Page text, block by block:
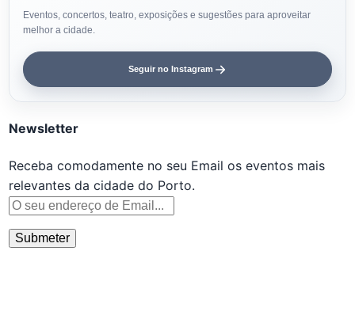
Eventos, concertos, teatro, exposições e sugestões para aproveitar
melhor a cidade.
Seguir no Instagram
Newsletter
Receba comodamente no seu Email os eventos mais
relevantes da cidade do Porto.